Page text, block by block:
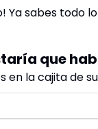
Ya sabes todo
que
en la cajita de